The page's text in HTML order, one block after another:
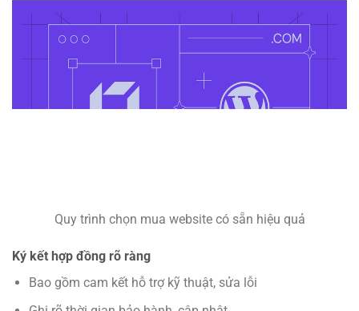
Quy trình chọn mua website có sẵn hiệu quả
Ký kết hợp đồng rõ ràng
Bao gồm cam kết hỗ trợ kỹ thuật, sửa lỗi